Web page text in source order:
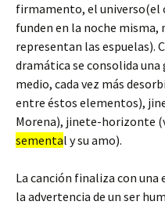
firmamento, el universo(el
funden en la noche
representan las espuelas).
dramática se consolida
medio, cada vez más
entre éstos elementos),
Morena), jinete-horizonte
semental y su amo).
La canción finaliza con
la advertencia de un ser